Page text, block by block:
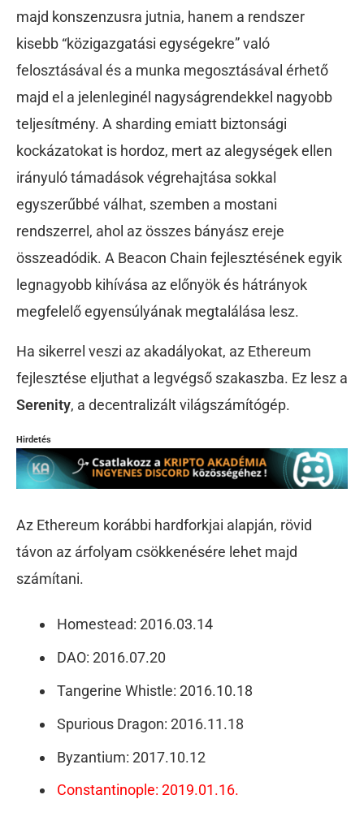
majd konszenzusra jutnia, hanem a rendszer
kisebb “közigazgatási egységekre” való
felosztásával és a munka megosztásával érhető
majd el a jelenleginél nagyságrendekkel nagyobb
teljesítmény. A sharding emiatt biztonsági
kockázatokat is hordoz, mert az alegységek ellen
irányuló támadások végrehajtása sokkal
egyszerűbbé válhat, szemben a mostani
rendszerrel, ahol az összes bányász ereje
összeadódik. A Beacon Chain fejlesztésének egyik
legnagyobb kihívása az előnyök és hátrányok
megfelelő egyensúlyának megtalálása lesz.
Ha sikerrel veszi az akadályokat, az Ethereum
fejlesztése eljuthat a legvégső szakaszba. Ez lesz a
Serenity, a decentralizált világszámítógép.
Hirdetés
Az Ethereum korábbi hardforkjai alapján, rövid
távon az árfolyam csökkenésére lehet majd
számítani.
Homestead: 2016.03.14
DAO: 2016.07.20
Tangerine Whistle: 2016.10.18
Spurious Dragon: 2016.11.18
Byzantium: 2017.10.12
Constantinople: 2019.01.16.